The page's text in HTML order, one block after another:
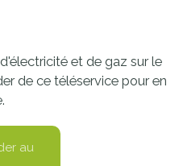
et de gaz sur le
de ce téléservice pour en
au